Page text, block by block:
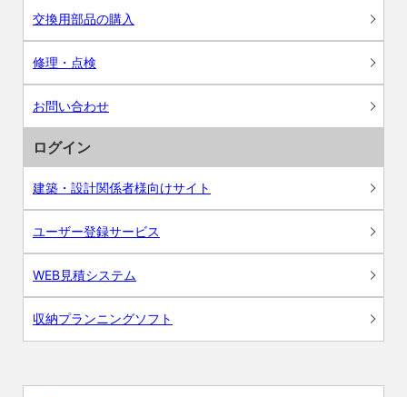
交換用部品の購入
修理・点検
お問い合わせ
ログイン
建築・設計関係者様向けサイト
ユーザー登録サービス
WEB見積システム
収納プランニングソフト